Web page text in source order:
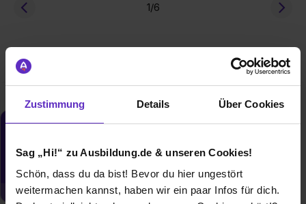
Zustimmung Details Über Cookies
Sag „Hi!“ zu Ausbildung.de & unseren Cookies!
Schön, dass du da bist! Bevor du hier ungestört
weitermachen kannst, haben wir ein paar Infos für dich.
1/6
freie Ausbildungsplätze Firmen-Lebenslauf
zugeschickt bekommen?
Jetzt aktivieren